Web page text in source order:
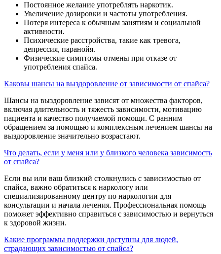
Постоянное желание употреблять наркотик.
Увеличение дозировки и частоты употребления.
Потеря интереса к обычным занятиям и социальной
активности.
Психические расстройства, такие как тревога,
депрессия, паранойя.
Физические симптомы отмены при отказе от
употребления спайса.
Каковы шансы на выздоровление от зависимости от спайса?
Шансы на выздоровление зависят от множества факторов,
включая длительность и тяжесть зависимости, мотивацию
пациента и качество получаемой помощи. С ранним
обращением за помощью и комплексным лечением шансы на
выздоровление значительно возрастают.
Что делать, если у меня или у близкого человека зависимость
от спайса?
Если вы или ваш близкий столкнулись с зависимостью от
спайса, важно обратиться к наркологу или
специализированному центру по наркологии для
консультации и начала лечения. Профессиональная помощь
поможет эффективно справиться с зависимостью и вернуться
к здоровой жизни.
Какие программы поддержки доступны для людей,
страдающих зависимостью от спайса?